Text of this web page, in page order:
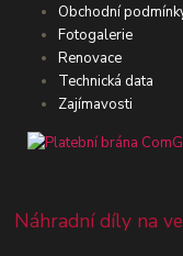
Obchodní
Fotogalerie
Renovace
Technická data
Zajímavosti
Náhradní díly na